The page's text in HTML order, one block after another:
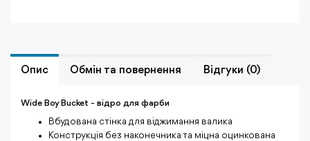
Опис Обмiн та повернення Відгуки (0)
Wide Boy Bucket - відро для фарби
Вбудована стінка для віджимання валика
Конструкція без наконечника та міцна оцинкована